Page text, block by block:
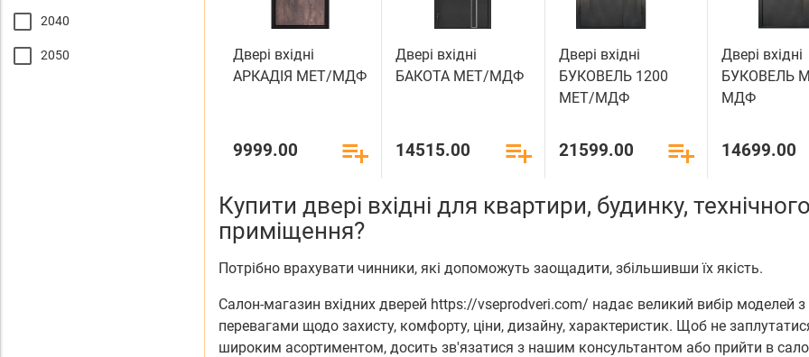
2040
2050
Двері вхідні
АРКАДІЯ МЕТ/МДФ
9999.00
Двері вхідні
БАКОТА МЕТ/МДФ
14515.00
Двері вхідні
БУКОВЕЛЬ 1200
МЕТ/МДФ
21599.00
Двері вхідні
БУКОВЕЛЬ
МДФ
14699.00
Купити двері вхідні для квартири, будинку, технічного
приміщення?
Потрібно врахувати чинники, які допоможуть заощадити, збільшивши їх якість.
Салон-магазин вхідних дверей https://vseprodveri.com/ надає великий вибір моделей з
перевагами щодо захисту, комфорту, ціни, дизайну, характеристик. Щоб не
широким асортиментом, досить зв'язатися з нашим консультантом або прийти в